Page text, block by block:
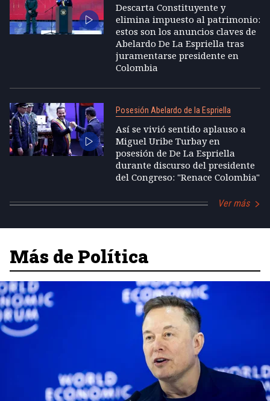
Descarta Constituyente y
elimina impuesto al patrimonio:
estos son los anuncios claves de
Abelardo De La Espriella tras
juramentarse presidente en
Colombia
Posesión Abelardo de la Espriella
Así se vivió sentido aplauso a
Miguel Uribe Turbay en
posesión de De La Espriella
durante discurso del presidente
del Congreso: "Renace Colombia"
Ver más
Más de Política